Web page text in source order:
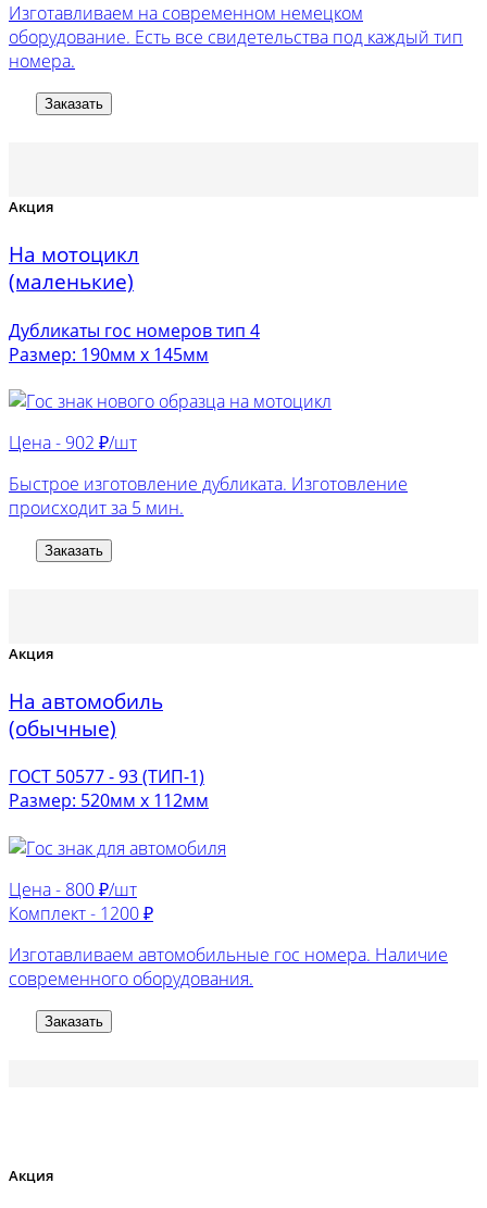
Изготавливаем на современном немецком
оборудование. Есть все свидетельства под каждый тип
номера.
Заказать
Акция
На мотоцикл
(маленькие)
Дубликаты гос номеров тип 4
Размер: 190мм х 145мм
Цена - 902 ₽/шт
Быстрое изготовление дубликата. Изготовление
происходит за 5 мин.
Заказать
Акция
На автомобиль
(обычные)
ГОСТ 50577 - 93 (ТИП-1)
Размер: 520мм х 112мм
Цена - 800 ₽/шт
Комплект - 1200 ₽
Изготавливаем автомобильные гос номера. Наличие
современного оборудования.
Заказать
Акция